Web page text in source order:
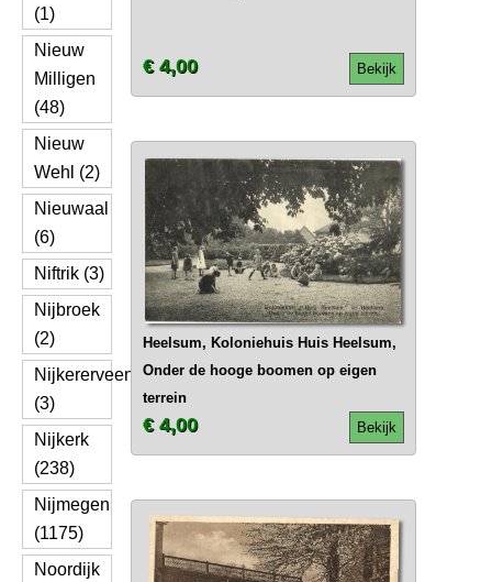
(1)
Nieuw
Milligen
(48)
Nieuw
Wehl (2)
Nieuwaal
(6)
Niftrik (3)
Nijbroek
(2)
Nijkererveen
(3)
Nijkerk
(238)
Nijmegen
(1175)
Noordijk
Bekijk
€ 4,00
Heelsum, Koloniehuis Huis Heelsum,
Onder de hooge boomen op eigen
terrein
Bekijk
€ 4,00